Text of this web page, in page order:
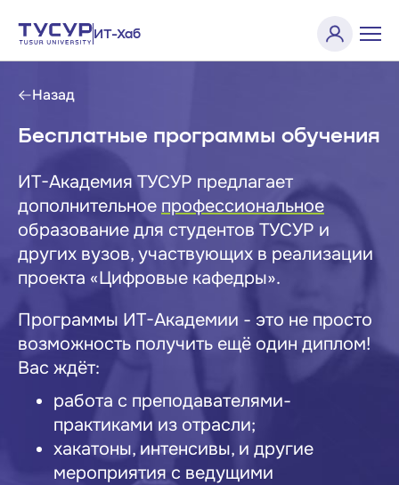
ИТ-Хаб
Назад
Бесплатные программы обучения
ИТ-Академия ТУСУР предлагает
дополнительное профессиональное
образование для студентов ТУСУР и
других вузов, участвующих в реализации
проекта «Цифровые кафедры».
Программы ИТ-Академии - это не просто
возможность получить ещё один диплом!
Вас ждёт:
работа с преподавателями-
практиками из отрасли;
хакатоны, интенсивы, и другие
мероприятия с ведущими